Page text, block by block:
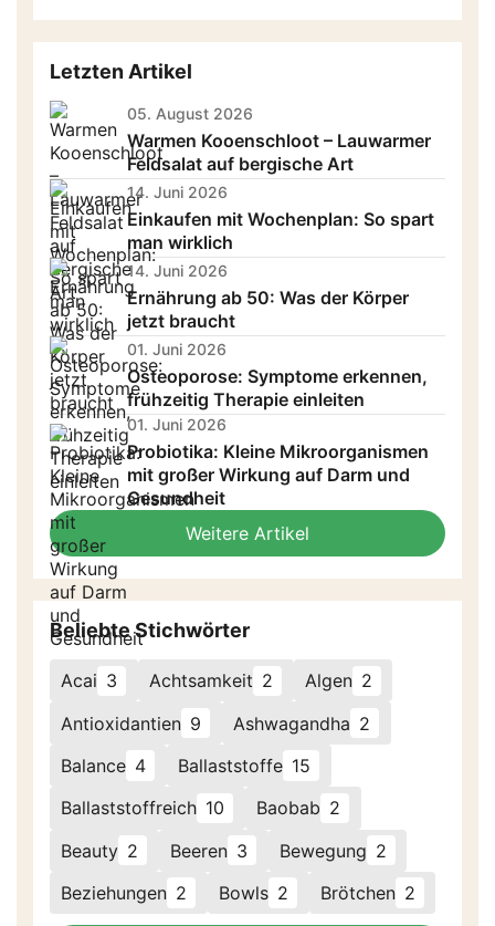
field
Letzten Artikel
05. August 2026
Warmen Kooenschloot – Lauwarmer
Feldsalat auf bergische Art
14. Juni 2026
Einkaufen mit Wochenplan: So spart
man wirklich
14. Juni 2026
Ernährung ab 50: Was der Körper
jetzt braucht
01. Juni 2026
Osteoporose: Symptome erkennen,
frühzeitig Therapie einleiten
01. Juni 2026
Probiotika: Kleine Mikroorganismen
mit großer Wirkung auf Darm und
Gesundheit
Weitere Artikel
Beliebte Stichwörter
Acai 3 Achtsamkeit 2 Algen 2
Antioxidantien 9 Ashwagandha 2
Balance 4 Ballaststoffe 15
Ballaststoffreich 10 Baobab 2
Beauty 2 Beeren 3 Bewegung 2
Beziehungen 2 Bowls 2 Brötchen 2